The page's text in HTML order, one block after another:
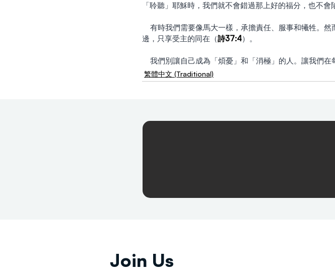
「聆聽」耶穌時，我們就不會錯過那上好的福分，也不會
邊，只享受主的同在（詩37:4）。
我們別讓自己成為「煩憂」和「消極」的人。讓我們
繁體中文 (Traditional)
Join Us